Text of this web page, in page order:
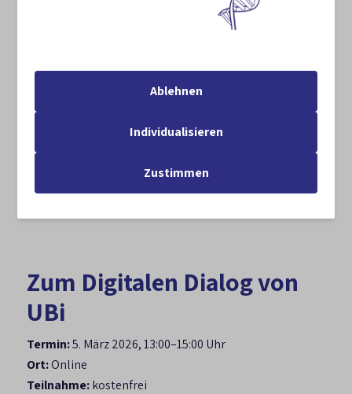
Ablehnen
Individualisieren
Zustimmen
Biodiversitätsstrategie 2030 für Unternehmen. Pascal
Bunk (Knauf Gips AG) zeigt anhand von
integriert werden kann. Marion Hammerl (Global
Nature Fund) erläutert, wie Biodiversität als
Querschnittsthema im Unternehmen verankert wird –
und wie EMAS sowie die neue ISO-Norm dafür den
strukturellen Rahmen setzen. Moderiert wird die
Veranstaltung von Dr. Valerie Köcke (Biodiversity in
Good Company).
Zum Digitalen Dialog von
UBi
Termin:5. März 2026, 13:00–15:00 Uhr
Ort:Online
Teilnahme:kostenfrei